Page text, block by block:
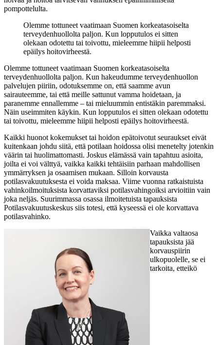
pompottelulta.
Olemme tottuneet vaatimaan Suomen korkeatasoiselta
terveydenhuollolta paljon. Kun lopputulos ei sitten
olekaan odotettu tai toivottu, mieleemme hiipii helposti
epäilys hoitovirheestä.
Olemme tottuneet vaatimaan Suomen korkeatasoiselta
terveydenhuollolta paljon. Kun hakeudumme terveydenhuollon
palvelujen piiriin, odotuksemme on, että saamme avun
sairauteemme, tai että meille sattunut vamma hoidetaan, ja
paranemme ennallemme – tai mieluummin entistäkin paremmaksi.
Näin useimmiten käykin. Kun lopputulos ei sitten olekaan odotettu
tai toivottu, mieleemme hiipii helposti epäilys hoitovirheestä.
Kaikki huonot kokemukset tai hoidon epätoivotut seuraukset eivät
kuitenkaan johdu siitä, että potilaan hoidossa olisi menetelty jotenkin
väärin tai huolimattomasti. Joskus elämässä vain tapahtuu asioita,
joilta ei voi välttyä, vaikka kaikki tehtäisiin parhaan mahdollisen
ymmärryksen ja osaamisen mukaan. Silloin korvausta
potilasvakuutuksesta ei voida maksaa. Viime vuonna ratkaistuista
vahinkoilmoituksista korvattaviksi potilasvahingoiksi arvioitiin vain
joka neljäs. Suurimmassa osassa ilmoitetuista tapauksista
Potilasvakuutuskeskus siis totesi, että kyseessä ei ole korvattava
potilasvahinko.
Vaikka valtaosa
tapauksista jää
korvauspiirin
ulkopuolelle, se ei
tarkoita, etteikö